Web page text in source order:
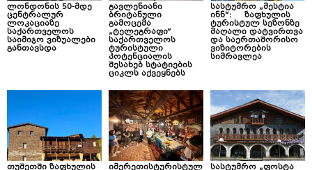
ლონდონის 50-მდე
ცენტრალურ
ლოკაციაზე
საქართველოს
საიმიჯო ვიზუალები
განთავსდა
გავლენიანი
ბრიტანული
გამოცემა
„ტელეგრაფი“
საქართველოს
ტურისტული
პოტენციალის
შესახებ სტატიების
ციკლს აქვეყნებს
სასტუმრო „მესტია
ინნ“: ზაფხულის
ტურისტულ სეზონზე
მაღალი დატვირთვა
და საერთაშორისო
ვიზიტორების
სიმრავლეა
თუშეთში ზაფხულის იმერეთისტურისტულ სასტუმრო „ფოსტა